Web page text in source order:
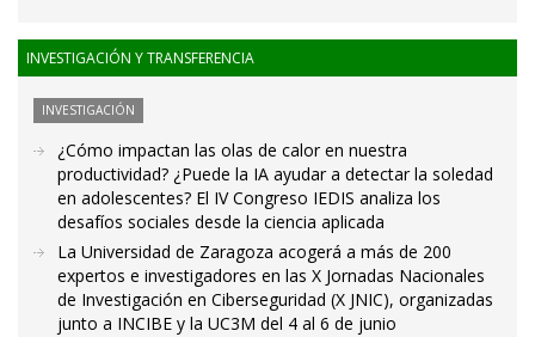
INVESTIGACIÓN Y TRANSFERENCIA
INVESTIGACIÓN
¿Cómo impactan las olas de calor en nuestra
productividad? ¿Puede la IA ayudar a detectar la soledad
en adolescentes? El IV Congreso IEDIS analiza los
desafíos sociales desde la ciencia aplicada
La Universidad de Zaragoza acogerá a más de 200
expertos e investigadores en las X Jornadas Nacionales
de Investigación en Ciberseguridad (X JNIC), organizadas
junto a INCIBE y la UC3M del 4 al 6 de junio